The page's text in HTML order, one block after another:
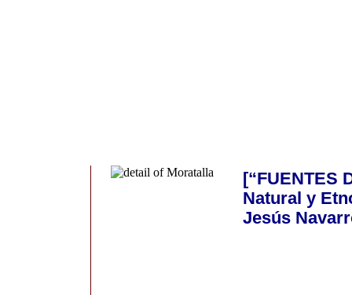
[“FUENTES
Natural y
Jesús